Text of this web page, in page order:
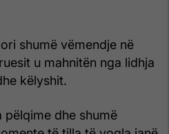
shumë vëmendje në
u mahnitën nga lidhja
këlyshit.
dhe shumë